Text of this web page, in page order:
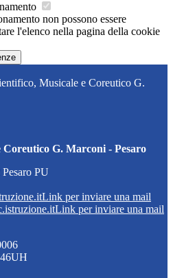
non possono essere
l'elenco nella pagina della cookie
Musicale e Coreutico G.
Coreutico G. Marconi - Pesaro
PU
Link per inviare una mail
Link per inviare una mail